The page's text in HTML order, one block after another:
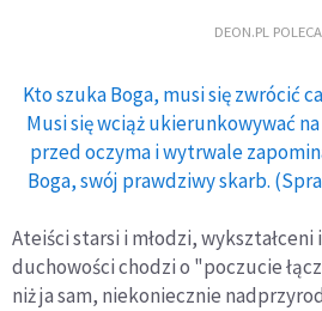
DEON.PL POLECA
Kto szuka Boga, musi się zwrócić
Musi się wciąż ukierunkowywać
przed oczyma i wytrwale
Boga, swój prawdziwy skarb.
Ateiści starsi i młodzi,
duchowości chodzi o "poczucie
niż ja sam, niekoniecznie